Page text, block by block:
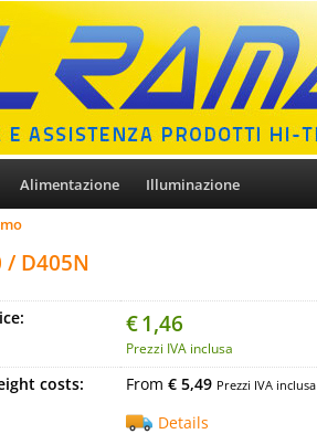
Alimentazione Illuminazione
D405N
€1,46
Prezzi IVA inclusa
costs: From € 5,49 Prezzi IVA inclusa
Details